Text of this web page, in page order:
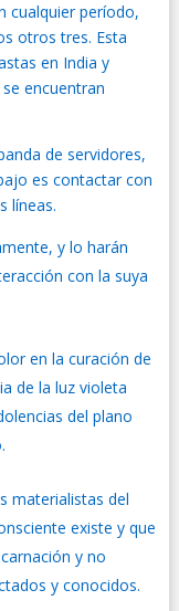
cualquier período,
otros tres. Esta
en India y
encuentran
de servidores,
es contactar con
líneas.
y lo harán
con la suya
en la curación de
de la luz violeta
del plano
materialistas del
existe y que
y no
y conocidos.